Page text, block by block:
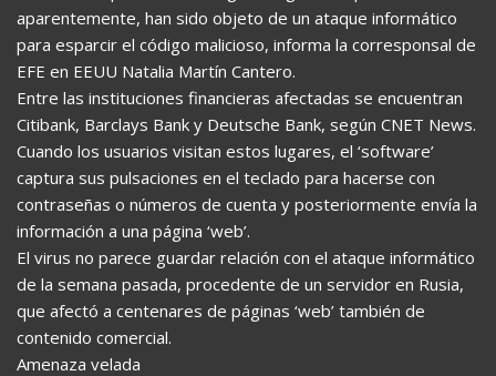
aparentemente, han sido objeto de un ataque informático
para esparcir el código malicioso, informa la corresponsal de
EFE en EEUU Natalia Martín Cantero.
Entre las instituciones financieras afectadas se encuentran
Citibank, Barclays Bank y Deutsche Bank, según CNET News.
Cuando los usuarios visitan estos lugares, el ‘software’
captura sus pulsaciones en el teclado para hacerse con
contraseñas o números de cuenta y posteriormente envía la
información a una página ‘web’.
El virus no parece guardar relación con el ataque informático
de la semana pasada, procedente de un servidor en Rusia,
que afectó a centenares de páginas ‘web’ también de
contenido comercial.
Amenaza velada